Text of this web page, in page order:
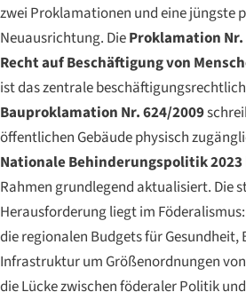
zwei Proklamationen und eine jüngste
Neuausrichtung. DieProklamation
Recht auf Beschäftigung von
ist das zentrale
Bauproklamation Nr. 624/2009
öffentlichen Gebäude physisch
Nationale Behinderungspolitik 2023
Rahmen grundlegend aktualisiert. Die
Herausforderung liegt im
die regionalen Budgets für Gesundheit,
Infrastruktur um Größenordnungen
die Lücke zwischen föderaler Politik